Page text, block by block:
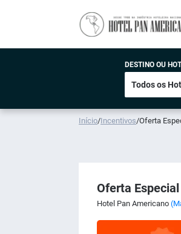
DESTINO OU
Início/Incentivos/Oferta
Oferta Especial
Hotel Pan Americano